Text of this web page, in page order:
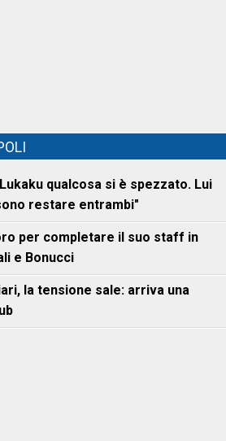
qualcosa si è spezzato. Lui
restare entrambi"
per completare il suo staff in
e Bonucci
la tensione sale: arriva una